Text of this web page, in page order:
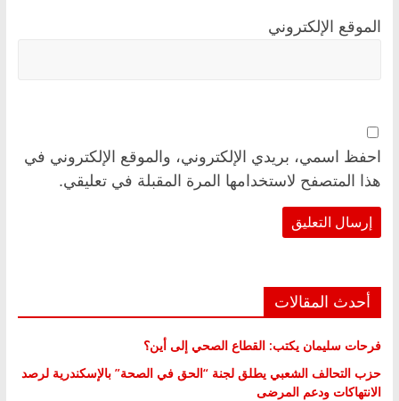
الموقع الإلكتروني
احفظ اسمي، بريدي الإلكتروني، والموقع الإلكتروني في
هذا المتصفح لاستخدامها المرة المقبلة في تعليقي.
أحدث المقالات
فرحات سليمان يكتب: القطاع الصحي إلى أين؟
حزب التحالف الشعبي يطلق لجنة “الحق في الصحة” بالإسكندرية لرصد
الانتهاكات ودعم المرضى